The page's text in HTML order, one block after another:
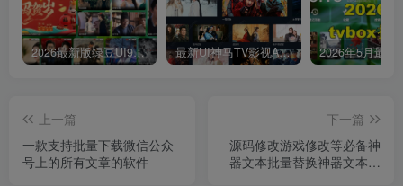
2026最新版绿豆UI9双端影视APP源码 最新UI神马TV影视APP源码 乐檬影视苹果CMS后台 包含前后端源码
上一篇
一款支持批量下载微信公众
号上的所有文章的软件
下一篇
源码修改游戏修改等必备神
器文本批量替换神器文本替